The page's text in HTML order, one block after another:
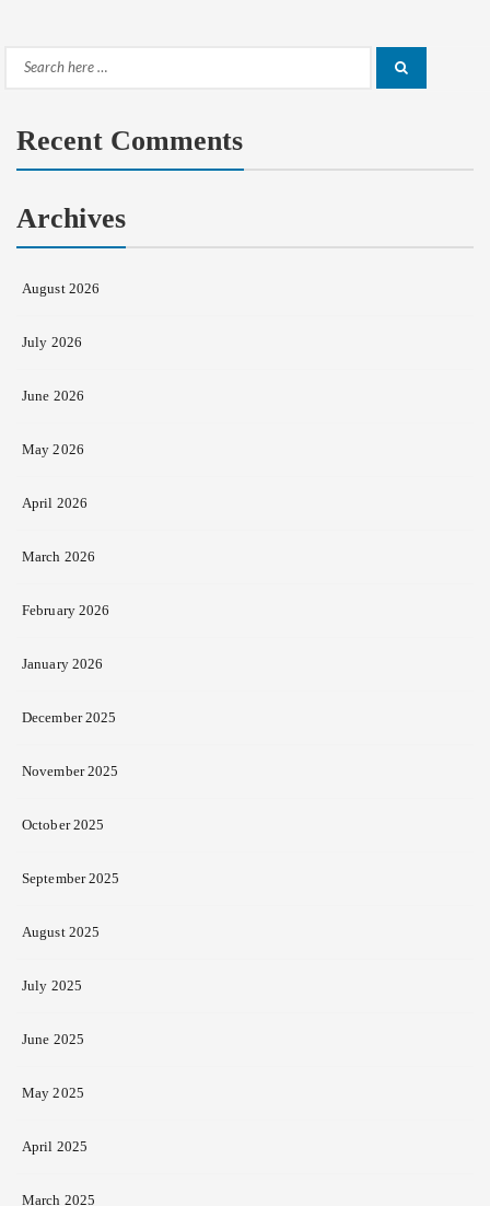
Search
Recent Comments
Archives
August 2026
July 2026
June 2026
May 2026
April 2026
March 2026
February 2026
January 2026
December 2025
November 2025
October 2025
September 2025
August 2025
July 2025
June 2025
May 2025
April 2025
March 2025